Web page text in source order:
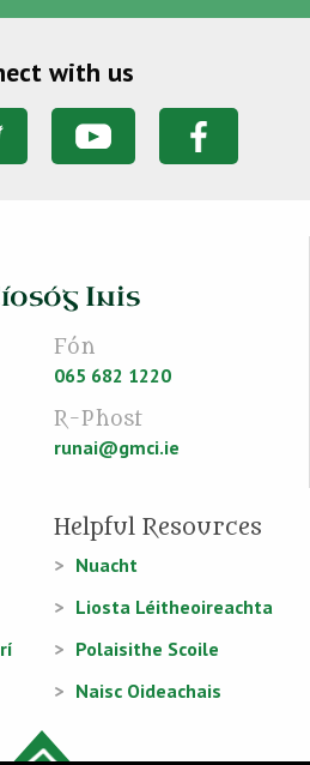
with us
Fón
065 682 1220
R-Phost
runai@gmci.ie
Helpful Resources
Nuacht
Liosta Léitheoireachta
Polaisithe Scoile
Naisc Oideachais